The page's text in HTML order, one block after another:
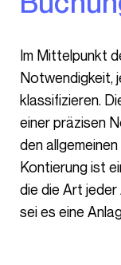
Im Mittelpunkt der Buchungskontierung steht die
Notwendigkeit,
klassifizieren.
einer präzisen
den
Kontierung ist
die die Art
sei es eine